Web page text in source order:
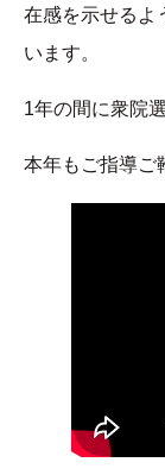
在感を示せるよ
います。
1年の間に衆院
本年もご指導ご